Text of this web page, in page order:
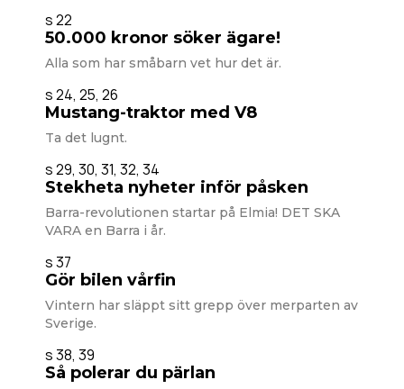
s 22
50.000 kronor söker ägare!
Alla som har småbarn vet hur det är.
s 24, 25, 26
Mustang-traktor med V8
Ta det lugnt.
s 29, 30, 31, 32, 34
Stekheta nyheter inför påsken
Barra-revolutionen startar på Elmia! DET SKA
VARA en Barra i år.
s 37
Gör bilen vårfin
Vintern har släppt sitt grepp över merparten av
Sverige.
s 38, 39
Så polerar du pärlan